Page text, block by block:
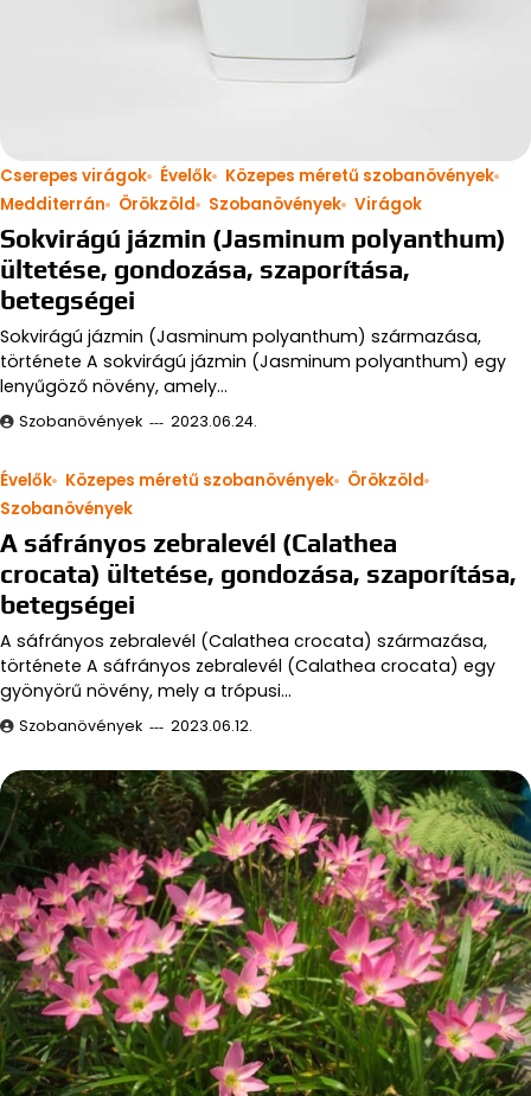
Cserepes virágok Évelők
Közepes méretű szobanövények
Medditerrán
Örökzöld Szobanövények Virágok
Sokvirágú jázmin (Jasminum polyanthum)
ültetése, gondozása, szaporítása,
betegségei
Sokvirágú jázmin (Jasminum polyanthum) származása,
története A sokvirágú jázmin (Jasminum polyanthum) egy
lenyűgöző növény, amely…
Szobanövények 2023.06.24.
Évelők Közepes méretű szobanövények
Örökzöld
Szobanövények
A sáfrányos zebralevél (Calathea
crocata) ültetése, gondozása, szaporítása,
betegségei
A sáfrányos zebralevél (Calathea crocata) származása,
története A sáfrányos zebralevél (Calathea crocata) egy
gyönyörű növény, mely a trópusi…
Szobanövények 2023.06.12.